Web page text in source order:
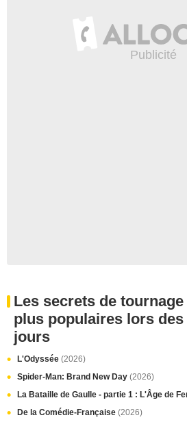
Les secrets de
plus populaires lors
jours
L'Odyssée (2026)
Spider-Man: Brand New Day (2026)
La Bataille de Gaulle - partie 1 : L'Âge de
De la Comédie-Française (2026)